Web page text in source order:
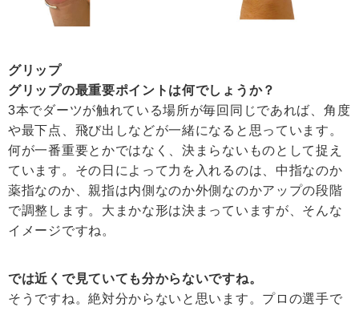
グリップ
グリップの最重要ポイントは何でしょうか？
3本でダーツが触れている場所が毎回同じであれば、角度
や最下点、飛び出しなどが一緒になると思っています。
何が一番重要とかではなく、決まらないものとして捉え
ています。その日によって力を入れるのは、中指なのか
薬指なのか、親指は内側なのか外側なのかアップの段階
で調整します。大まかな形は決まっていますが、そんな
イメージですね。
では近くで見ていても分からないですね。
そうですね。絶対分からないと思います。プロの選手で